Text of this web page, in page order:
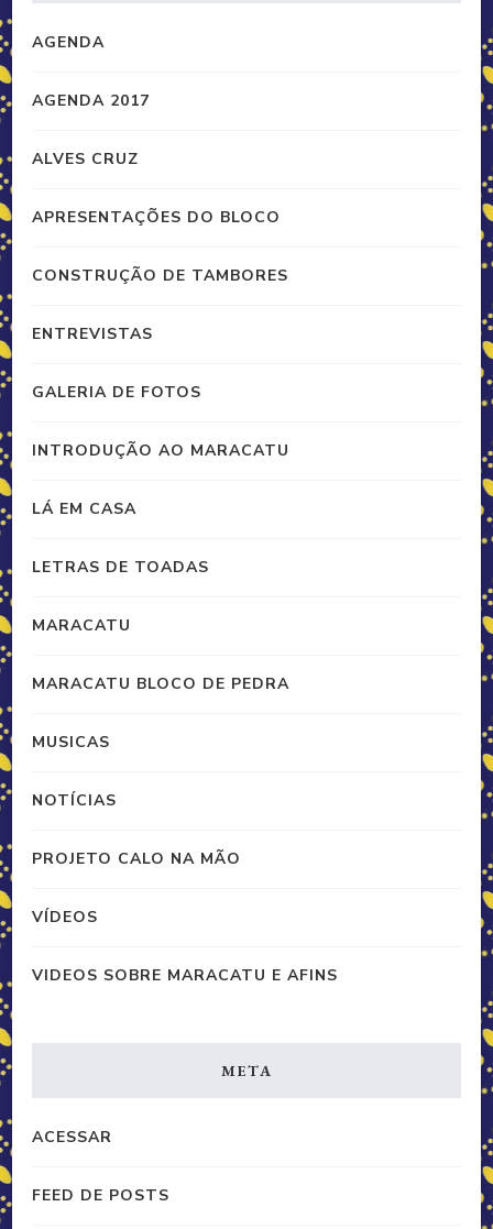
AGENDA
AGENDA 2017
ALVES CRUZ
APRESENTAÇÕES DO BLOCO
CONSTRUÇÃO DE TAMBORES
ENTREVISTAS
GALERIA DE FOTOS
INTRODUÇÃO AO MARACATU
LÁ EM CASA
LETRAS DE TOADAS
MARACATU
MARACATU BLOCO DE PEDRA
MUSICAS
NOTÍCIAS
PROJETO CALO NA MÃO
VÍDEOS
VIDEOS SOBRE MARACATU E AFINS
META
ACESSAR
FEED DE POSTS